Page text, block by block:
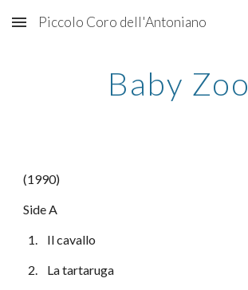
Skip to main content
Piccolo Coro dell'Antoniano
Baby Zoo
(1990)
Side A
  1.    Il cavallo
  2.    La tartaruga